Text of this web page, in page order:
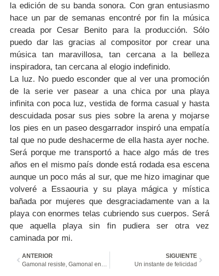
la edición de su banda sonora. Con gran entusiasmo
hace un par de semanas encontré por fin la música
creada por Cesar Benito para la producción. Sólo
puedo dar las gracias al compositor por crear una
música tan maravillosa, tan cercana a la belleza
inspiradora, tan cercana al elogio indefinido.
La luz. No puedo esconder que al ver una promoción
de la serie ver pasear a una chica por una playa
infinita con poca luz, vestida de forma casual y hasta
descuidada posar sus pies sobre la arena y mojarse
los pies en un paseo desgarrador inspiró una empatía
tal que no pude deshacerme de ella hasta ayer noche.
Será porque me transportó a hace algo más de tres
años en el mismo país donde está rodada esa escena
aunque un poco más al sur, que me hizo imaginar que
volveré a Essaouria y su playa mágica y mística
bañada por mujeres que desgraciadamente van a la
playa con enormes telas cubriendo sus cuerpos. Será
que aquella playa sin fin pudiera ser otra vez
caminada por mi.
ANTERIOR
SIGUIENTE
Un instante de felicidad